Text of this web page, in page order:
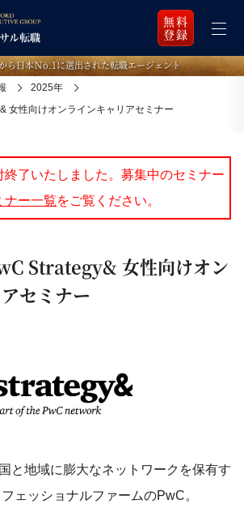
無料
登録
ら日本Ｎo.1に選出された転職エージェント
2025年
女性向けオンラインキャリアセミナー
終了いたしました。募集中のセミナー
ナー一覧をご覧ください。
Strategy& 女性向けオン
セミナー
と地域に膨大なネットワークを保有す
ェッショナルファームのPwC。